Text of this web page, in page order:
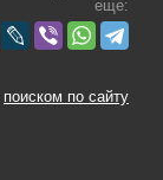
еще:
поиском по сайту